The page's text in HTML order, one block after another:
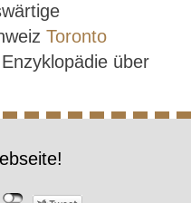
Toronto
über